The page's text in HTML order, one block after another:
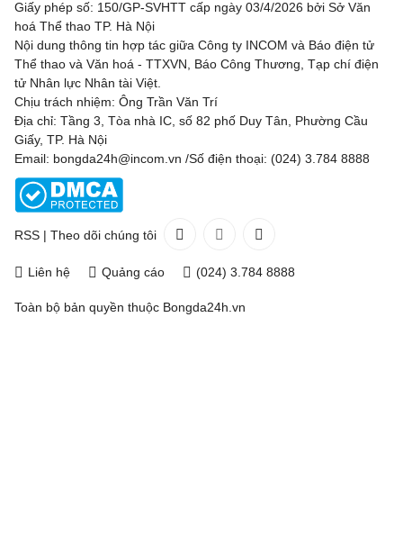
Giấy phép số: 150/GP-SVHTT cấp ngày 03/4/2026 bởi Sở Văn
hoá Thể thao TP. Hà Nội
Nội dung thông tin hợp tác giữa Công ty INCOM và Báo điện tử
Thể thao và Văn hoá - TTXVN, Báo Công Thương, Tạp chí điện
tử Nhân lực Nhân tài Việt.
Chịu trách nhiệm: Ông Trần Văn Trí
Địa chỉ: Tầng 3, Tòa nhà IC, số 82 phố Duy Tân, Phường Cầu
Giấy, TP. Hà Nội
Email: bongda24h@incom.vn /Số điện thoại: (024) 3.784 8888
RSS | Theo dõi chúng tôi
Liên hệ Quảng cáo (024) 3.784 8888
Toàn bộ bản quyền thuộc Bongda24h.vn